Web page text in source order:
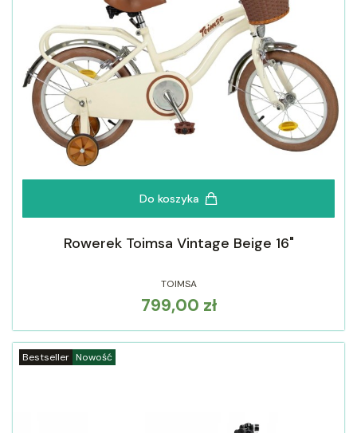
Do koszyka
Rowerek Toimsa Vintage Beige 16"
TOIMSA
Cena
799,00 zł
Bestseller Nowość